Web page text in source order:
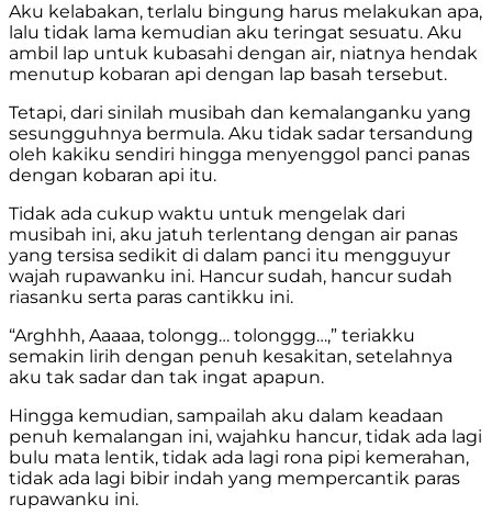
Aku kelabakan, terlalu bingung harus melakukan apa,
lalu tidak lama kemudian aku teringat sesuatu. Aku
ambil lap untuk kubasahi dengan air, niatnya hendak
menutup kobaran api dengan lap basah tersebut.
Tetapi, dari sinilah musibah dan kemalanganku yang
sesungguhnya bermula. Aku tidak sadar tersandung
oleh kakiku sendiri hingga menyenggol panci panas
dengan kobaran api itu.
Tidak ada cukup waktu untuk mengelak dari
musibah ini, aku jatuh terlentang dengan air panas
yang tersisa sedikit di dalam panci itu mengguyur
wajah rupawanku ini. Hancur sudah, hancur sudah
riasanku serta paras cantikku ini.
“Arghhh, Aaaaa, tolongg… tolonggg…,” teriakku
semakin lirih dengan penuh kesakitan, setelahnya
aku tak sadar dan tak ingat apapun.
Hingga kemudian, sampailah aku dalam keadaan
penuh kemalangan ini, wajahku hancur, tidak ada lagi
bulu mata lentik, tidak ada lagi rona pipi kemerahan,
tidak ada lagi bibir indah yang mempercantik paras
rupawanku ini.